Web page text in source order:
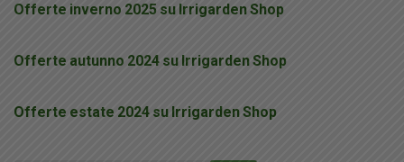
Offerte inverno 2025 su Irrigarden Shop
Offerte autunno 2024 su Irrigarden Shop
Offerte estate 2024 su Irrigarden Shop